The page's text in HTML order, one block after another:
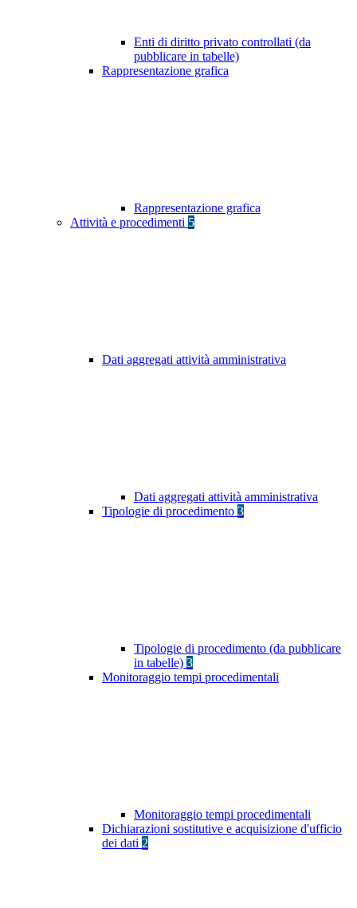
Enti di diritto privato controllati (da
pubblicare in tabelle)
Rappresentazione grafica
Rappresentazione grafica
Attività e procedimenti 5
Dati aggregati attività amministrativa
Dati aggregati attività amministrativa
Tipologie di procedimento 3
Tipologie di procedimento (da pubblicare
in tabelle) 3
Monitoraggio tempi procedimentali
Monitoraggio tempi procedimentali
Dichiarazioni sostitutive e acquisizione d'ufficio
dei dati 2